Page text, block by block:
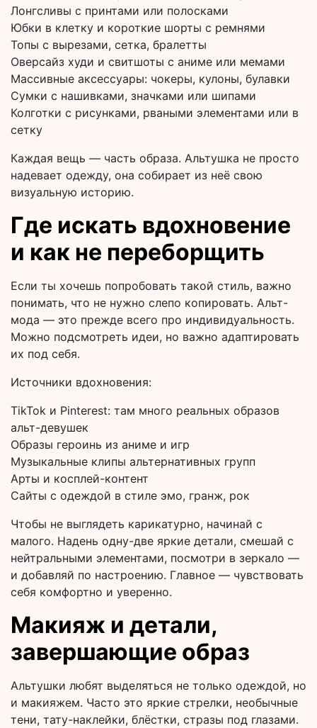
Лонгсливы с принтами или полосками
Юбки в клетку и короткие шорты с ремнями
Топы с вырезами, сетка, бралетты
Оверсайз худи и свитшоты с аниме или мемами
Массивные аксессуары: чокеры, кулоны, булавки
Сумки с нашивками, значками или шипами
Колготки с рисунками, рваными элементами или в
сетку
Каждая вещь — часть образа. Альтушка не просто
надевает одежду, она собирает из неё свою
визуальную историю.
Где искать вдохновение
и как не переборщить
Если ты хочешь попробовать такой стиль, важно
понимать, что не нужно слепо копировать. Альт-
мода — это прежде всего про индивидуальность.
Можно подсмотреть идеи, но важно адаптировать
их под себя.
Источники вдохновения:
TikTok и Pinterest: там много реальных образов
альт-девушек
Образы героинь из аниме и игр
Музыкальные клипы альтернативных групп
Арты и косплей-контент
Сайты с одеждой в стиле эмо, гранж, рок
Чтобы не выглядеть карикатурно, начинай с
малого. Надень одну-две яркие детали, смешай с
нейтральными элементами, посмотри в зеркало —
и добавляй по настроению. Главное — чувствовать
себя комфортно и уверенно.
Макияж и детали,
завершающие образ
Альтушки любят выделяться не только одеждой, но
и макияжем. Часто это яркие стрелки, необычные
тени, тату-наклейки, блёстки, стразы под глазами.